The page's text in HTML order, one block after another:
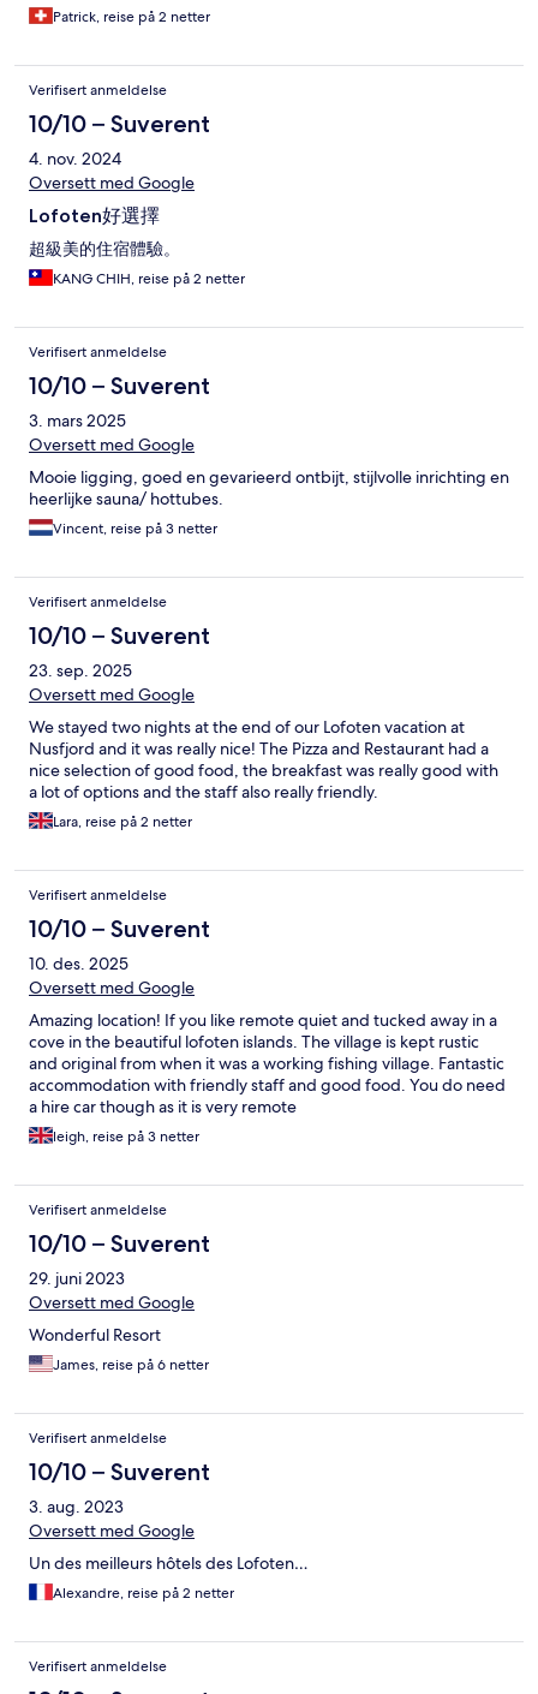
Patrick, reise på 2 netter
Verifisert anmeldelse
10/10 – Suverent
4. nov. 2024
Oversett med Google
Lofoten好選擇
超級美的住宿體驗。
KANG CHIH, reise på 2 netter
Verifisert anmeldelse
10/10 – Suverent
3. mars 2025
Oversett med Google
Mooie ligging, goed en gevarieerd ontbijt, stijlvolle inrichting en
heerlijke sauna/ hottubes.
Vincent, reise på 3 netter
Verifisert anmeldelse
10/10 – Suverent
23. sep. 2025
Oversett med Google
We stayed two nights at the end of our Lofoten vacation at
Nusfjord and it was really nice! The Pizza and Restaurant had a
nice selection of good food, the breakfast was really good with
a lot of options and the staff also really friendly.
Lara, reise på 2 netter
Verifisert anmeldelse
10/10 – Suverent
10. des. 2025
Oversett med Google
Amazing location! If you like remote quiet and tucked away in a
cove in the beautiful lofoten islands. The village is kept rustic
and original from when it was a working fishing village. Fantastic
accommodation with friendly staff and good food. You do need
a hire car though as it is very remote
leigh, reise på 3 netter
Verifisert anmeldelse
10/10 – Suverent
29. juni 2023
Oversett med Google
Wonderful Resort
James, reise på 6 netter
Verifisert anmeldelse
10/10 – Suverent
3. aug. 2023
Oversett med Google
Un des meilleurs hôtels des Lofoten…
Alexandre, reise på 2 netter
Verifisert anmeldelse